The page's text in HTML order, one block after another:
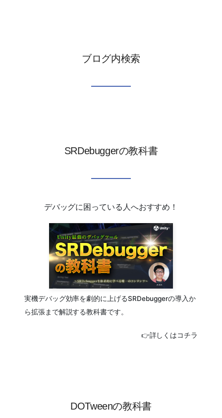
ブログ内検索
SRDebuggerの教科書
デバッグに困っている人へおすすめ！
実機デバッグ効率を劇的に上げるSRDebuggerの導入か
ら拡張まで解説する教科書です。
👉詳しくはコチラ
DOTweenの教科書